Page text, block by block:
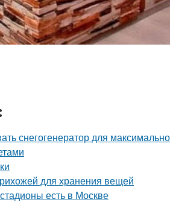
снегогенератор для
для хранения вещей
есть в Москве